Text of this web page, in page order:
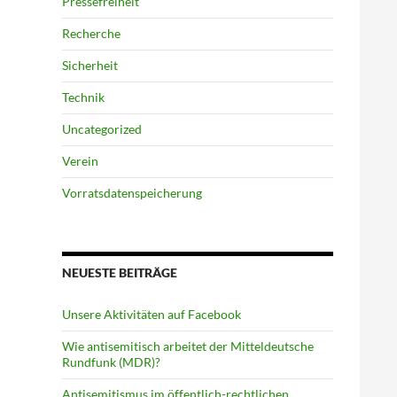
Recherche
Sicherheit
Technik
Uncategorized
Verein
Vorratsdatenspeicherung
NEUESTE BEITRÄGE
Unsere Aktivitäten auf Facebook
Wie antisemitisch arbeitet der Mitteldeutsche
Rundfunk (MDR)?
Antisemitismus im öffentlich-rechtlichen